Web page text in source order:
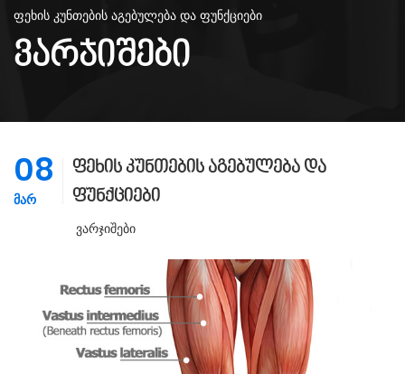
ფეხის კუნთების აგებულება და ფუნქციები
ᲕᲐᲠᲯᲘᲨᲔᲑᲘ
08
ᲛᲐᲠ
ფეხის კუნთების აგებულება და
ფუნქციები
Ვარჯიშები